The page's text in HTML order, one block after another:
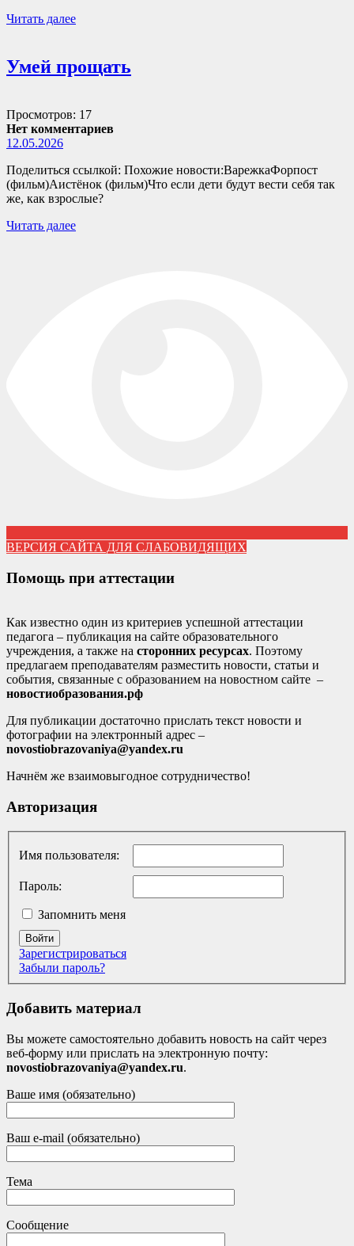
Читать далее
Умей прощать
Просмотров: 17
Нет комментариев
12.05.2026
Поделиться ссылкой: Похожие новости:ВарежкаФорпост
(фильм)Аистёнок (фильм)Что если дети будут вести себя так
же, как взрослые?
Читать далее
ВЕРСИЯ САЙТА ДЛЯ СЛАБОВИДЯЩИХ
Помощь при аттестации
Как известно один из критериев успешной аттестации
педагога – публикация на сайте образовательного
учреждения, а также на сторонних ресурсах. Поэтому
предлагаем преподавателям разместить новости, статьи и
события, связанные с образованием на новостном сайте –
новостиобразования.рф
Для публикации достаточно прислать текст новости и
фотографии на электронный адрес –
novostiobrazovaniya@yandex.ru
Начнём же взаимовыгодное сотрудничество!
Авторизация
Имя пользователя:
Пароль:
Запомнить меня
Войти
Зарегистрироваться
Забыли пароль?
Добавить материал
Вы можете самостоятельно добавить новость на сайт через
веб-форму или прислать на электронную почту:
novostiobrazovaniya@yandex.ru.
Ваше имя (обязательно)
Ваш e-mail (обязательно)
Тема
Сообщение